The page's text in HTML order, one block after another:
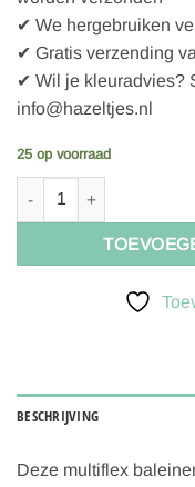
✔ We hergebruiken
✔ Gratis verzending
✔ Wil je kleuradvies?
info@hazeltjes.nl
25 op voorraad
Baleinen multiflex 6mm
BESCHRIJVING
Deze multiflex